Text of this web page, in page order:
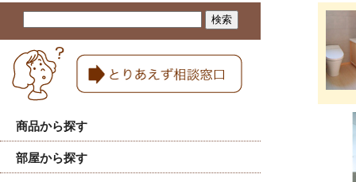
商品から探す
部屋から探す